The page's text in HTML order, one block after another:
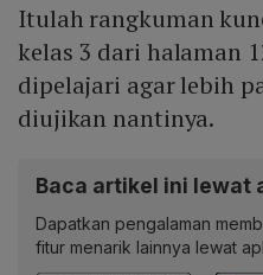
Itulah rangkuman
kelas 3 dari halaman
dipelajari agar lebih
diujikan nantinya.
Baca artikel ini lewat
Dapatkan pengalaman
fitur menarik lainnya lewat